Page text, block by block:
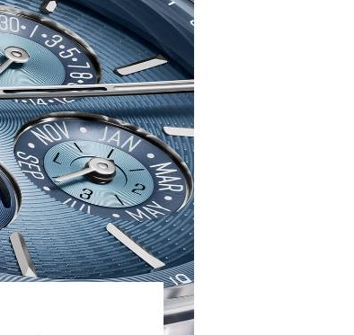
#JEWELRY #CAR LIFE